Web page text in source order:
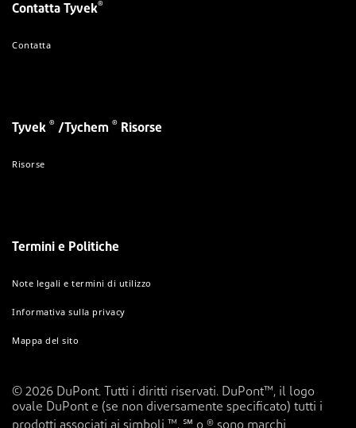
Contatta Tyvek®
Contatta
Tyvek ® /Tychem ® Risorse
Risorse
Termini e Politiche
Note legali e termini di utilizzo
Informativa sulla privacy
Mappa del sito
© 2026 DuPont. Tutti i diritti riservati. DuPont™, il logo
ovale DuPont e (se non diversamente specificato) tutti i